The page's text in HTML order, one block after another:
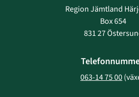
Region Jämtland
Box 654
831 27
063-14 75 00